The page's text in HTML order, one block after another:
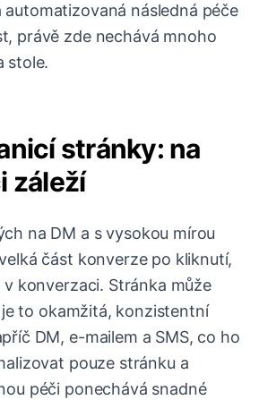
automatizovaná následná péče
právě zde nechává mnoho
stole.
stránky: na
záleží
na DM a s vysokou mírou
část konverze po kliknutí,
v konverzaci. Stránka může
to okamžitá, konzistentní
DM, e-mailem a SMS, co ho
pouze stránku a
péči ponechává snadné